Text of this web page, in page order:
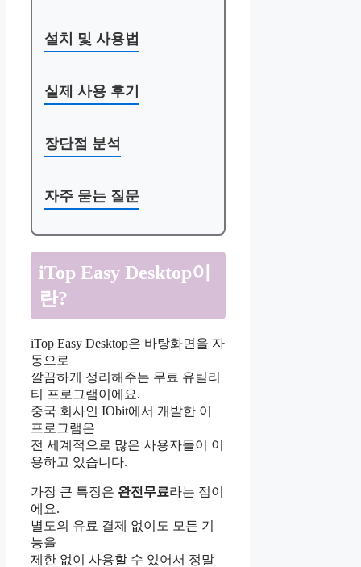
설치 및 사용법
실제 사용 후기
장단점 분석
자주 묻는 질문
iTop Easy Desktop이
란?
iTop Easy Desktop은 바탕화면을 자
동으로
깔끔하게 정리해주는 무료 유틸리
티 프로그램이에요.
중국 회사인 IObit에서 개발한 이
프로그램은
전 세계적으로 많은 사용자들이 이
용하고 있습니다.
가장 큰 특징은 완전무료라는 점이
에요.
별도의 유료 결제 없이도 모든 기
능을
제한 없이 사용할 수 있어서 정말